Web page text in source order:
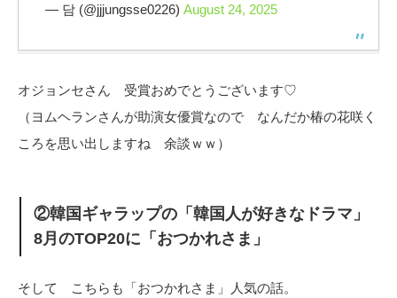
— 담 (@jjjungsse0226) August 24, 2025
オジョンセさん 受賞おめでとうございます♡
（ヨムヘランさんが助演女優賞なので なんだか椿の花咲く
ころを思い出しますね 余談ｗｗ）
②韓国ギャラップの「韓国人が好きなドラマ」
8月のTOP20に「おつかれさま」
そして こちらも「おつかれさま」人気の話。